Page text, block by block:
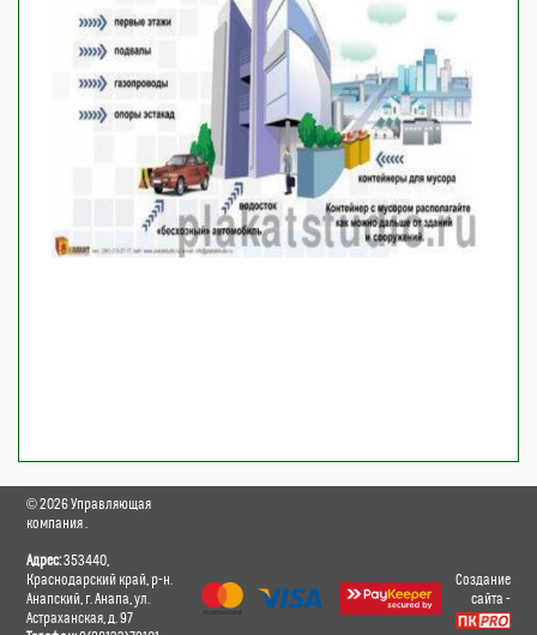
©2026Управляющая
компания.
Адрес:353440,
Краснодарский край, р-н.
Анапский, г. Анапа, ул.
Астраханская, д. 97
Создание
сайта -